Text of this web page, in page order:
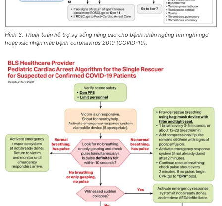
Hình 3. Thuật toán hỗ trợ sự sống nâng cao cho bệnh nhân ngừng tim nghi ngờ
hoặc xác nhận mắc bệnh coronavirus 2019 (COVID-19).